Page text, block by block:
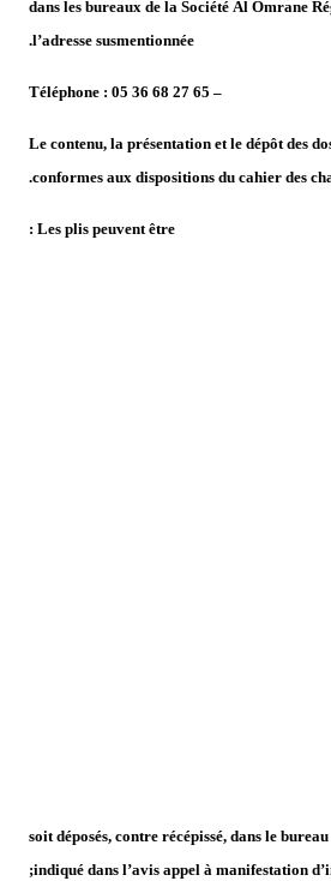
dans les bureaux de la Société Al Omrane
l’adresse susmentionnée.
– Téléphone : 05 36 68 27 65
Le contenu, la présentation et le dépôt des
conformes aux dispositions du cahier des
Les plis peuvent être :
1- soit déposés, contre récépissé, dans le
indiqué dans l’avis appel à manifestation